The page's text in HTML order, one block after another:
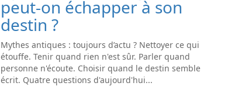
peut-on échapper à son
destin ?
Mythes antiques : toujours d’actu ? Nettoyer ce qui
étouffe. Tenir quand rien n'est sûr. Parler quand
personne n'écoute. Choisir quand le destin semble
écrit. Quatre questions d'aujourd'hui...